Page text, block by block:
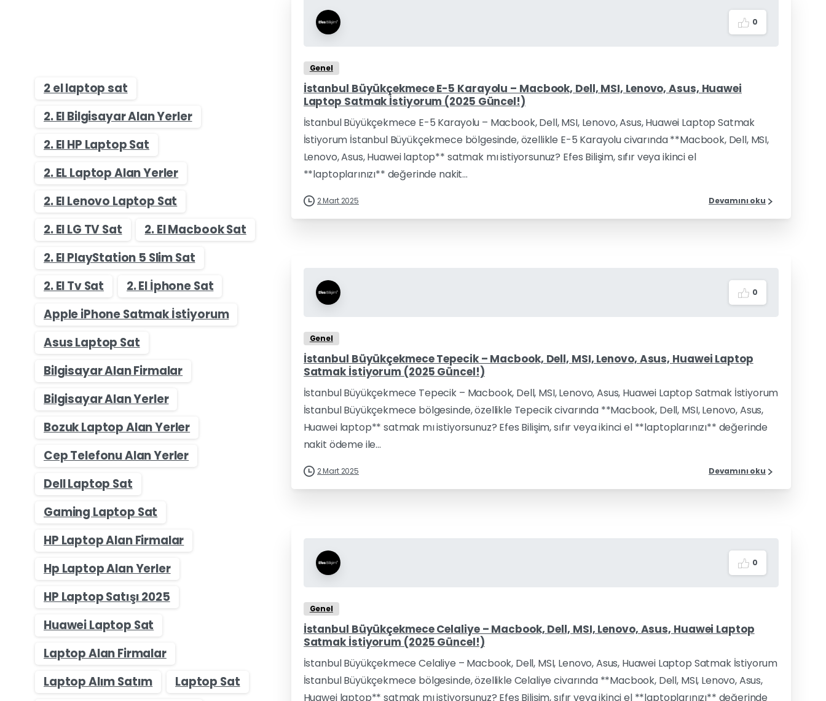
2 el laptop sat
2. El Bilgisayar Alan Yerler
2. El HP Laptop Sat
2. EL Laptop Alan Yerler
2. El Lenovo Laptop Sat
2. El LG TV Sat
2. El Macbook Sat
2. El PlayStation 5 Slim Sat
2. El Tv Sat
2. El İphone Sat
Apple iPhone Satmak İstiyorum
Asus Laptop Sat
Bilgisayar Alan Firmalar
Bilgisayar Alan Yerler
Bozuk Laptop Alan Yerler
Cep Telefonu Alan Yerler
Dell Laptop Sat
Gaming Laptop Sat
HP Laptop Alan Firmalar
Hp Laptop Alan Yerler
HP Laptop Satışı 2025
Huawei Laptop Sat
Laptop Alan Firmalar
Laptop Alım Satım
Laptop Sat
0
Genel
İstanbul Büyükçekmece E-5 Karayolu – Macbook, Dell, MSI, Lenovo, Asus, Huawei
Laptop Satmak İstiyorum (2025 Güncel!)
İstanbul Büyükçekmece E-5 Karayolu – Macbook, Dell, MSI, Lenovo, Asus, Huawei Laptop Satmak
İstiyorum İstanbul Büyükçekmece bölgesinde, özellikle E-5 Karayolu civarında **Macbook, Dell, MSI,
Lenovo, Asus, Huawei laptop** satmak mı istiyorsunuz? Efes Bilişim, sıfır veya ikinci el
**laptoplarınızı** değerinde nakit...
2 Mart 2025 Devamını oku
0
Genel
İstanbul Büyükçekmece Tepecik – Macbook, Dell, MSI, Lenovo, Asus, Huawei Laptop
Satmak İstiyorum (2025 Güncel!)
İstanbul Büyükçekmece Tepecik – Macbook, Dell, MSI, Lenovo, Asus, Huawei Laptop Satmak İstiyorum
İstanbul Büyükçekmece bölgesinde, özellikle Tepecik civarında **Macbook, Dell, MSI, Lenovo, Asus,
Huawei laptop** satmak mı istiyorsunuz? Efes Bilişim, sıfır veya ikinci el **laptoplarınızı** değerinde
nakit ödeme ile...
2 Mart 2025 Devamını oku
0
Genel
İstanbul Büyükçekmece Celaliye – Macbook, Dell, MSI, Lenovo, Asus, Huawei Laptop
Satmak İstiyorum (2025 Güncel!)
İstanbul Büyükçekmece Celaliye – Macbook, Dell, MSI, Lenovo, Asus, Huawei Laptop Satmak İstiyorum
İstanbul Büyükçekmece bölgesinde, özellikle Celaliye civarında **Macbook, Dell, MSI, Lenovo, Asus,
Huawei laptop** satmak mı istiyorsunuz? Efes Bilişim, sıfır veya ikinci el **laptoplarınızı** değerinde